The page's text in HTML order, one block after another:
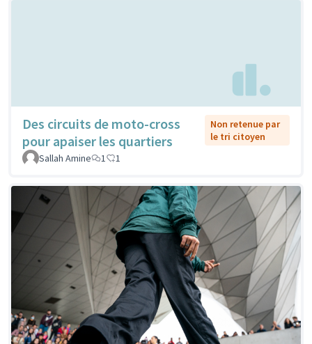
Des circuits de moto-cross
pour apaiser les quartiers
Non retenue par
le tri citoyen
Sallah Amine
1 1